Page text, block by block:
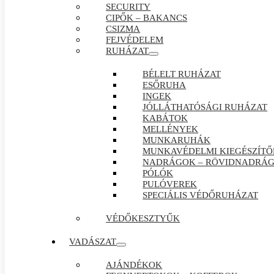
SECURITY
CIPŐK – BAKANCS
CSIZMA
FEJVÉDELEM
RUHÁZAT
BÉLELT RUHÁZAT
ESŐRUHA
INGEK
JÓLLÁTHATÓSÁGI RUHÁZAT
KABÁTOK
MELLÉNYEK
MUNKARUHÁK
MUNKAVÉDELMI
NADRÁGOK –
PÓLÓK
PULÓVEREK
SPECIÁLIS VÉDŐRUHÁZAT
VÉDŐKESZTYŰK
VADÁSZAT
AJÁNDÉKOK